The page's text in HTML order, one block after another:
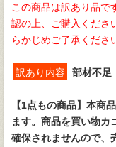
この商品は訳あり品で
認の上、ご購入くださ
らかじめご了承くださ
訳あり内容 部材不足
【1点もの商品】 本商
ます。商品を買い物カ
確保されませんので、